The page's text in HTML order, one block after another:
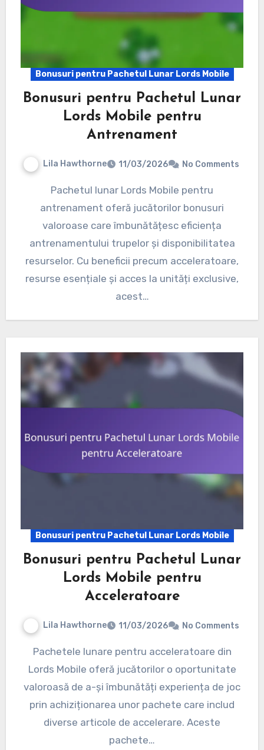
Bonusuri pentru Pachetul Lunar Lords Mobile
Bonusuri pentru Pachetul Lunar
Lords Mobile pentru
Antrenament
Lila Hawthorne 11/03/2026 No Comments
Pachetul lunar Lords Mobile pentru
antrenament oferă jucătorilor bonusuri
valoroase care îmbunătățesc eficiența
antrenamentului trupelor și disponibilitatea
resurselor. Cu beneficii precum acceleratoare,
resurse esențiale și acces la unități exclusive,
acest…
Bonusuri pentru Pachetul Lunar Lords Mobile
Bonusuri pentru Pachetul Lunar
Lords Mobile pentru
Acceleratoare
Lila Hawthorne 11/03/2026 No Comments
Pachetele lunare pentru acceleratoare din
Lords Mobile oferă jucătorilor o oportunitate
valoroasă de a-și îmbunătăți experiența de joc
prin achiziționarea unor pachete care includ
diverse articole de accelerare. Aceste
pachete…